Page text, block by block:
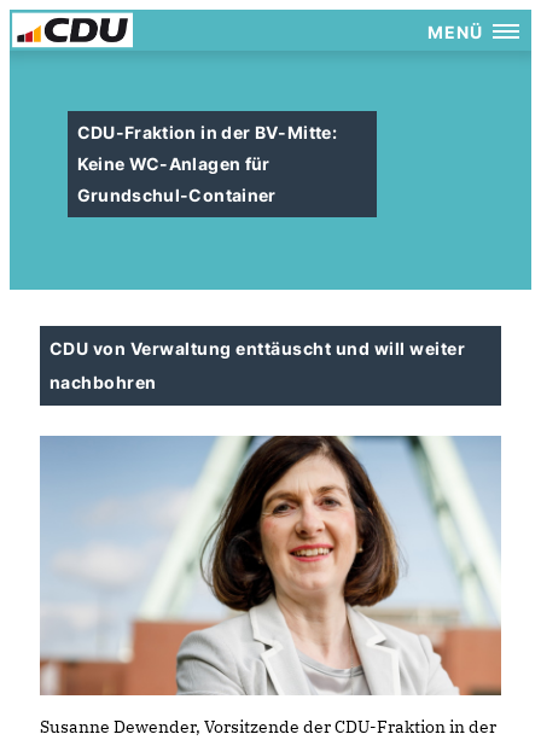
MENÜ
CDU-Fraktion in der BV-Mitte:
Keine WC-Anlagen für
Grundschul-Container
CDU von Verwaltung enttäuscht und will weiter
nachbohren
Susanne Dewender, Vorsitzende der CDU-Fraktion in der